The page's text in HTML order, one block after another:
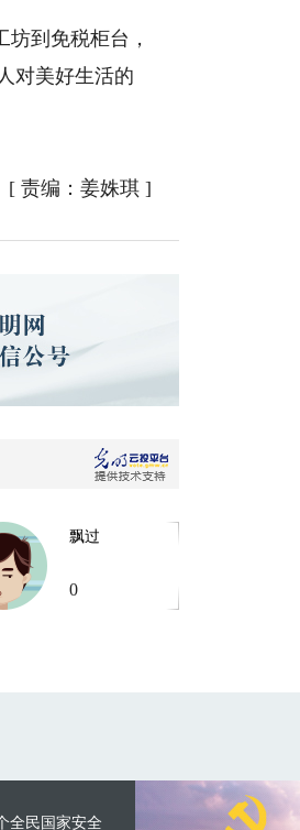
到免税柜台，
对美好生活的
[ 责编：姜姝琪 ]
飘过
0
全民国家安全